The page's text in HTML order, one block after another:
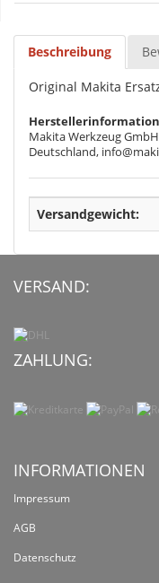
Beschreibung
Original Makita
Makita Werkzeug
Deutschland,
Versandgewicht:
VERSAND:
ZAHLUNG:
INFORMATIONEN
Impressum
AGB
Datenschutz